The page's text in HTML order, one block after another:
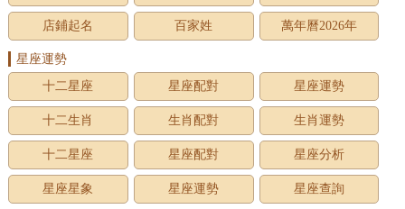
店鋪起名 百家姓 萬年曆2026年
星座運勢
十二星座
星座配對 星座運勢
十二生肖 生肖配對 生肖運勢
十二星座 星座配對 星座分析
星座星象 星座運勢 星座查詢